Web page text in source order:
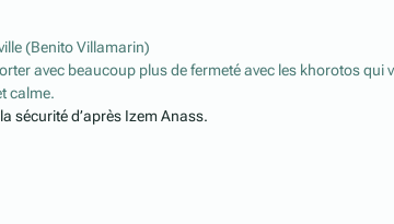
(Benito Villamarin)
avec beaucoup plus de fermeté avec les khorotos qui
calme.
sécurité d’après Izem Anass.